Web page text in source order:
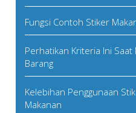
Fungsi Contoh Stiker
Perhatikan Kriteria Ini
Barang
Kelebihan Penggunaan
Makanan